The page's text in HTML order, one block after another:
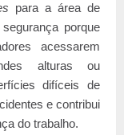
para a área de
porque
acessarem
alturas ou
difíceis de
e contribui
do trabalho.